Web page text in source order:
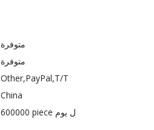
متوفرة
متوفرة
Other,PayPal,T/T
China
600000 piece ل يوم